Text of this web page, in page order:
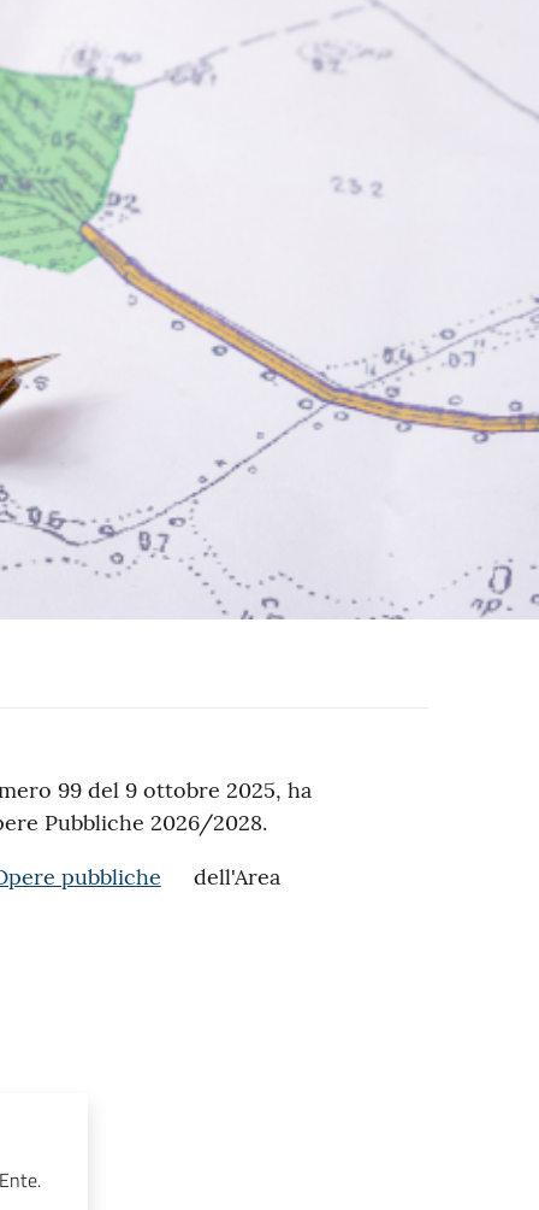
99 del 9 ottobre 2025, ha
Pubbliche 2026/2028.
pubbliche
dell'Area